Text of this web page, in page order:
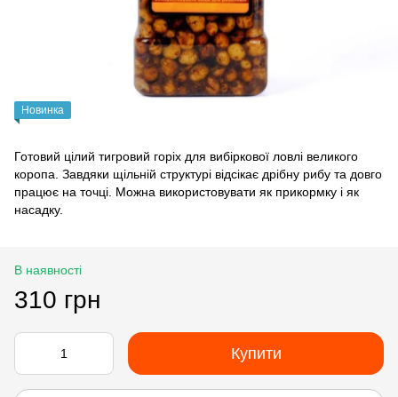
Новинка
Готовий цілий тигровий горіх для вибіркової ловлі великого
коропа. Завдяки щільній структурі відсікає дрібну рибу та довго
працює на точці. Можна використовувати як прикормку і як
насадку.
В наявності
310 грн
Купити